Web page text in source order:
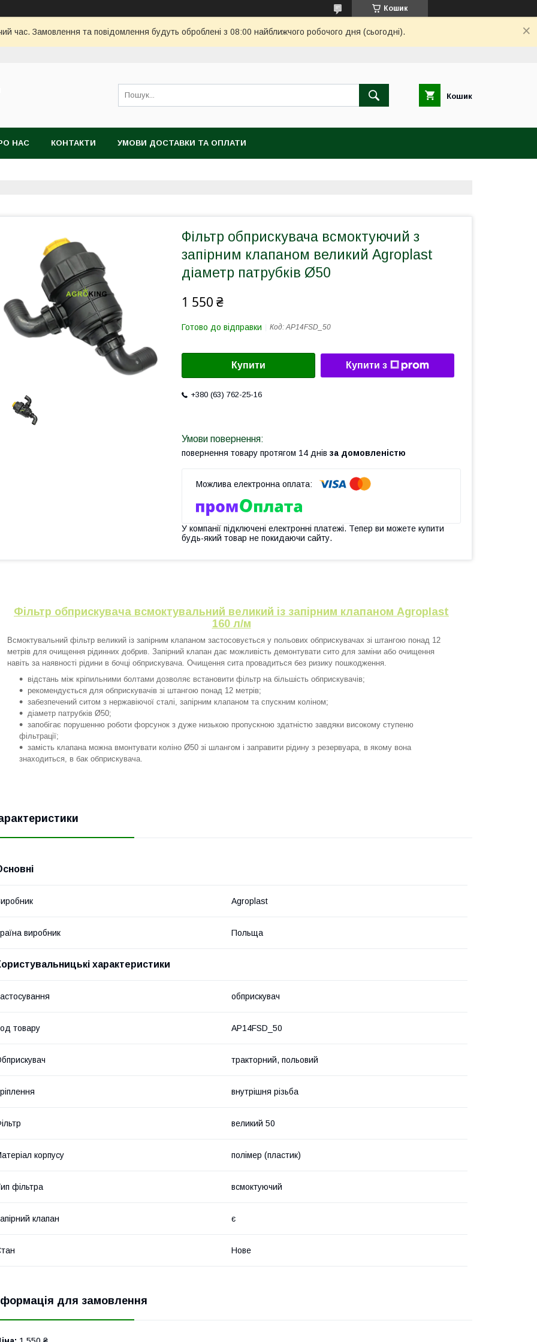
Кошик
час. Замовлення та повідомлення будуть оброблені з 08:00 найближчого робочого дня (сьогодні).
Кошик
НАС КОНТАКТИ УМОВИ ДОСТАВКИ ТА ОПЛАТИ
Фільтр обприскувача всмоктуючий з
запірним клапаном великий Agroplast
діаметр патрубків Ø50
1 550 ₴
Готово до відправки Код:AP14FSD_50
Купити Купити з
+380 (63) 762-25-16
повернення товару протягом 14 днів за домовленістю
У компанії підключені електронні платежі. Тепер ви можете купити
будь-який товар не покидаючи сайту.
Фільтр обприскувача всмоктувальний великий із запірним клапаном Agroplast
160 л/м
Всмоктувальний фільтр великий із запірним клапаном застосовується у польових обприскувачах зі штангою понад 12
метрів для очищення рідинних добрив. Запірний клапан дає можливість демонтувати сито для заміни або очищення
навіть за наявності рідини в бочці обприскувача. Очищення сита провадиться без ризику пошкодження.
відстань між кріпильними болтами дозволяє встановити фільтр на більшість обприскувачів;
рекомендується для обприскувачів зі штангою понад 12 метрів;
забезпечений ситом з нержавіючої сталі, запірним клапаном та спускним коліном;
діаметр патрубків Ø50;
запобігає порушенню роботи форсунок з дуже низькою пропускною здатністю завдяки високому ступеню
фільтрації;
замість клапана можна вмонтувати коліно Ø50 зі шлангом і заправити рідину з резервуара, в якому вона
знаходиться, в бак обприскувача.
Agroplast
виробник Польща
характеристики
обприскувач
товару AP14FSD_50
тракторний, польовий
внутрішня різьба
великий 50
корпусу полімер (пластик)
фільтра всмоктуючий
клапан є
Нове
для замовлення